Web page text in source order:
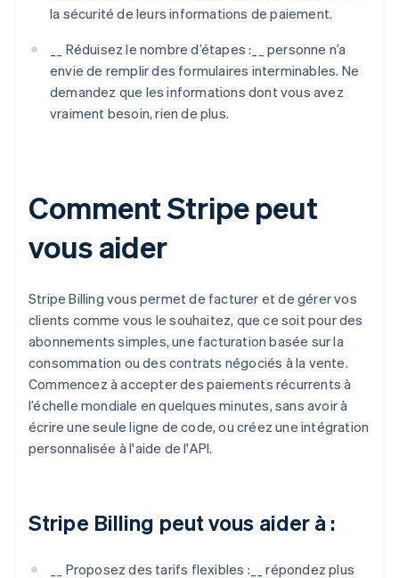
la sécurité de leurs informations de paiement.
__ Réduisez le nombre d’étapes :__ personne n’a
envie de remplir des formulaires interminables. Ne
demandez que les informations dont vous avez
vraiment besoin, rien de plus.
Comment Stripe peut
vous aider
Stripe Billing vous permet de facturer et de gérer vos
clients comme vous le souhaitez, que ce soit pour des
abonnements simples, une facturation basée sur la
consommation ou des contrats négociés à la vente.
Commencez à accepter des paiements récurrents à
l’échelle mondiale en quelques minutes, sans avoir à
écrire une seule ligne de code, ou créez une intégration
personnalisée à l'aide de l'API.
Stripe Billing peut vous aider à :
__ Proposez des tarifs flexibles :__ répondez plus